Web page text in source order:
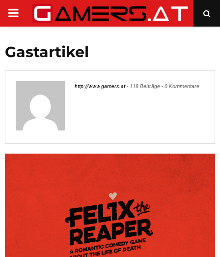
PRIMARY
Gastartikel
http://www.gamers.at- 118 Beiträge - 0 Kommentare